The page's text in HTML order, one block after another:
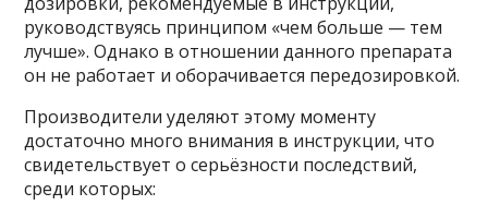
руководствуясь принципом «чем больше — тем
лучше». Однако в отношении данного препарата
он не работает и оборачивается передозировкой.
Производители уделяют этому моменту
достаточно много внимания в инструкции, что
свидетельствует о серьёзности последствий,
среди которых: